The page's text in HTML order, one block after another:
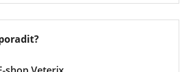
jsou využívány
traktu.